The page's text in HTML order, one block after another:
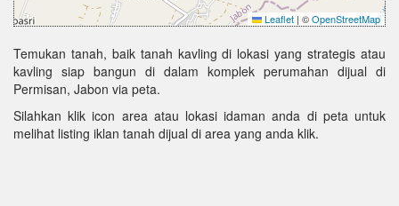
Leaflet | ©OpenStreetMap
Temukan tanah, baik tanah kavling di lokasi yang strategis atau
kavling siap bangun di dalam komplek perumahan dijual di
Permisan, Jabon via peta.
Silahkan klik icon area atau lokasi idaman anda di peta untuk
melihat listing iklan tanah dijual di area yang anda klik.